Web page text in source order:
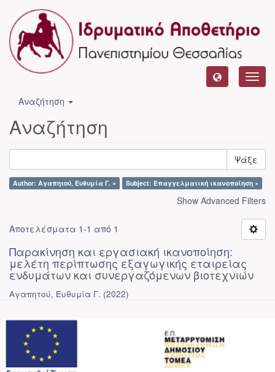
Αναζήτηση
Αναζήτηση
Ψάξε
Author: Αγαπητού, Ευθυμία Γ. × Subject: Επαγγελματική ικανοποίηση ×
Show Advanced Filters
Αποτελέσματα 1-1 από 1
Παρακίνηση και εργασιακή ικανοποίηση:
μελέτη περίπτωσης εξαγωγικής εταιρείας
ενδυμάτων και συνεργαζόμενων βιοτεχνιών
Αγαπητού, Ευθυμία Γ. (2022)